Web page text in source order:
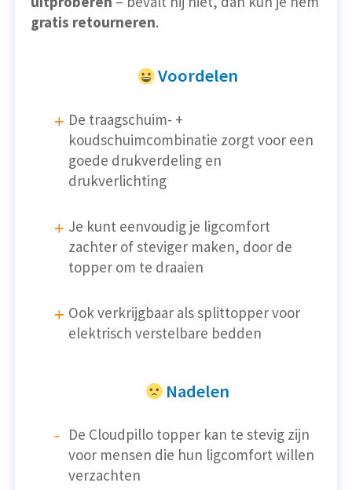
gratis retourneren.
Voordelen
De traagschuim- +
koudschuimcombinatie zorgt voor een
goede drukverdeling en
drukverlichting
Je kunt eenvoudig je ligcomfort
zachter of steviger maken, door de
topper om te draaien
Ook verkrijgbaar als splittopper voor
elektrisch verstelbare bedden
Nadelen
De Cloudpillo topper kan te stevig zijn
voor mensen die hun ligcomfort willen
verzachten